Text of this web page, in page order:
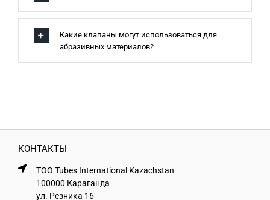
Какие клапаны могут использоваться для
абразивных материалов?
КОНТАКТЫ
ТОО Tubes International Kazachstan
100000 Караганда
ул. Резника 16